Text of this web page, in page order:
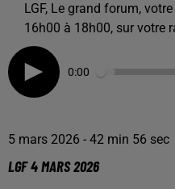
LGF, Le grand forum,
16h00 à 18h00, sur votre
0:00
5 mars 2026 - 42 min 56 sec
LGF 4 MARS 2026